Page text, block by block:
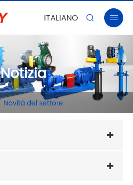
ITALIANO  
Notizia
Novità del settore